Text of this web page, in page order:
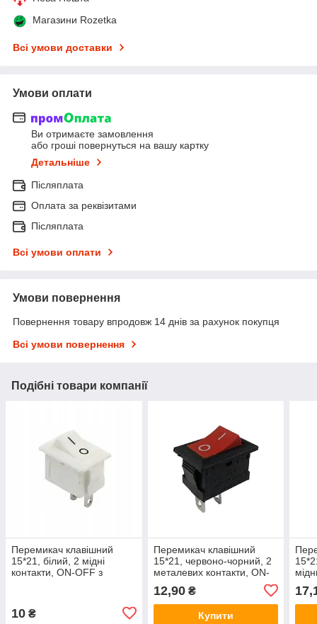
Магазини Rozetka
Всі умови доставки
Умови оплати
Ви отримаєте замовлення
або гроші повернуться на вашу картку
Детальніше
Післяплата
Оплата за реквізитами
Післяплата
Всі умови оплати
Умови повернення
Повернення товару впродовж 14 днів за рахунок покупця
Всі умови повернення
Подібні товари компанії
Перемикач клавішний
15*21, білий, 2 мідні
контакти, ON-OFF з
10 ₴
Перемикач клавішний
15*21, червоно-чорний, 2
металевих контакти, ON-
OFF з фіксацією, KCD1-
101
12,90₴
Купити